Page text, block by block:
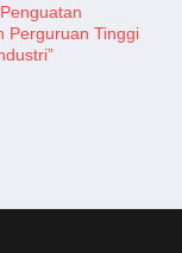
Perguruan Tinggi